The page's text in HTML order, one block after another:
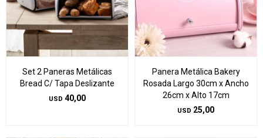
Set 2 Paneras Metálicas
Bread C/ Tapa Deslizante
USD 40,00
Panera Metálica Bakery
Rosada Largo 30cm x Ancho
26cm x Alto 17cm
USD 25,00